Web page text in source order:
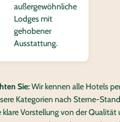
außergewöhnliche
Lodges mit
gehobener
Ausstattung.
Sie:Wir kennen alle Hotels
Kategorien nach Sterne-
klare Vorstellung von der